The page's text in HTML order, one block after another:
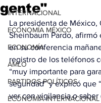
INTERNACIONAL
ECONOMÍA MÉXICO
ECONOMÍA
AMLO
PARTIDOS POLÍTICOS
ECONOMÍA INTERNACIONAL
gente"
La presidenta de México,
Sheinbaum Pardo, afirmó
en su conferencia
registro de los teléfonos
“muy importante para
seguridad” y explicó que
ver con vigilancia o saber